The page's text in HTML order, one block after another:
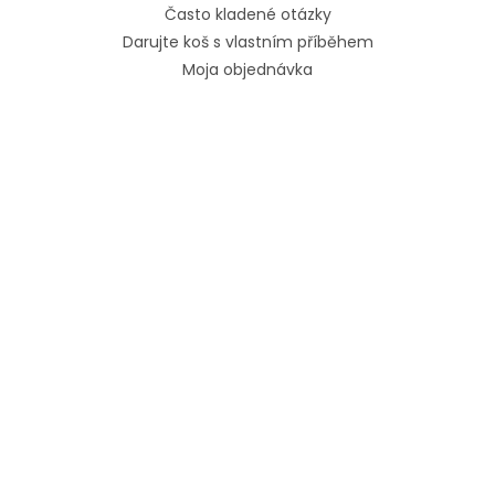
Často kladené otázky
Darujte koš s vlastním příběhem
Moja objednávka